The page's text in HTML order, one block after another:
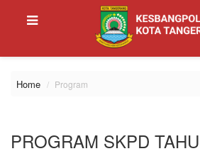
Home Program
PROGRAM SKPD